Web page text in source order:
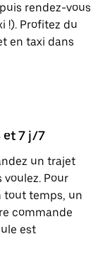
rendez-vous
!). Profitez du
en taxi dans
et 7 j/7
un trajet
voulez. Pour
tout temps, un
commande
est